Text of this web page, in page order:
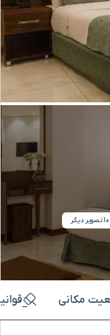
10 تصویر دیگر
مکانی